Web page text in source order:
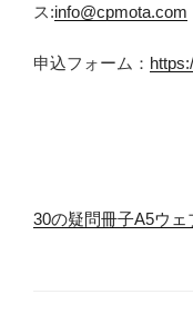
ス:info@cpmota.com
申込フォーム：
30の疑問冊子A5ウェ